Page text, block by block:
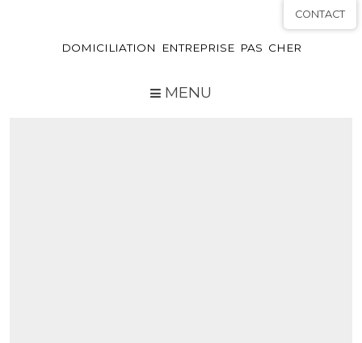
DOMICILIATION ENTREPRISE PAS CHER
MENU
CONTACT